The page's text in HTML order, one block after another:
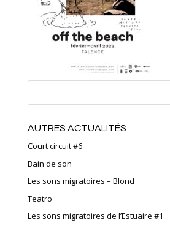
AUTRES ACTUALITÉS
Court circuit #6
Bain de son
Les sons migratoires – Blond
Teatro
Les sons migratoires de l’Estuaire #1